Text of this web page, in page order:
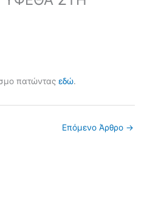
πατώνταςεδώ.
Επόμενο Άρθρο →